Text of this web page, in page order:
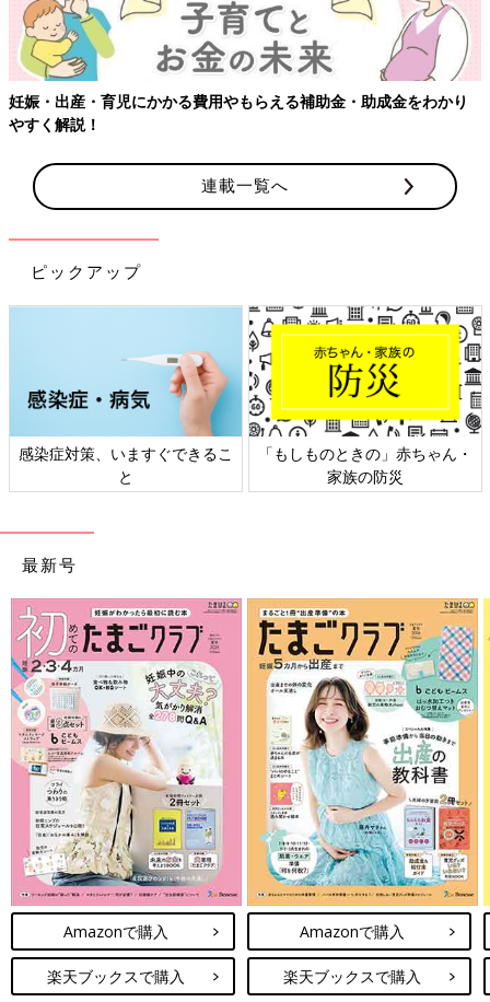
妊娠・出産・育児にかかる費用やもらえる補助金・助成金をわかり
やすく解説！
連載一覧へ
ピックアップ
感染症対策、いますぐできるこ
と
「もしものときの」赤ちゃん・
家族の防災
最新号
Amazonで購入
楽天ブックスで購入
Amazonで購入
楽天ブックスで購入